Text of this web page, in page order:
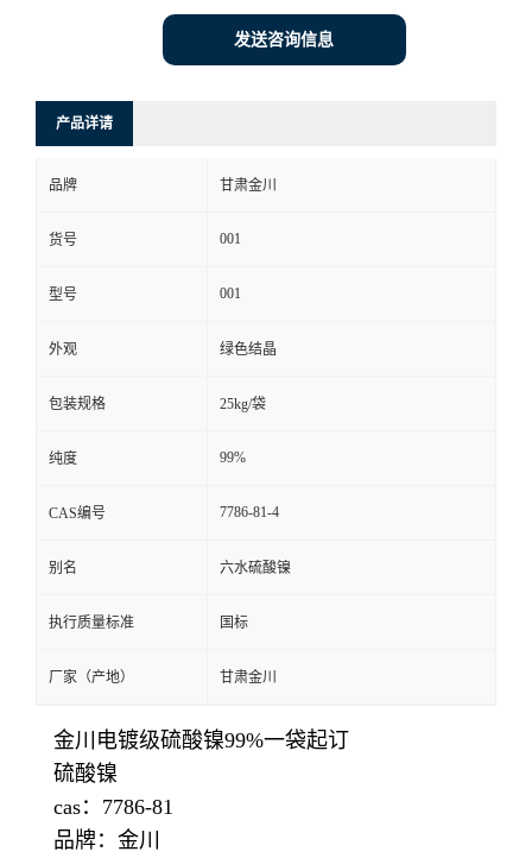
发送咨询信息
产品详请
品牌 甘肃金川
货号 001
型号 001
外观 绿色结晶
包装规格 25kg/袋
纯度 99%
CAS编号 7786-81-4
别名 六水硫酸镍
执行质量标准 国标
厂家（产地） 甘肃金川
金川电镀级硫酸镍99%一袋起订
硫酸镍
cas：7786-81
品牌：金川